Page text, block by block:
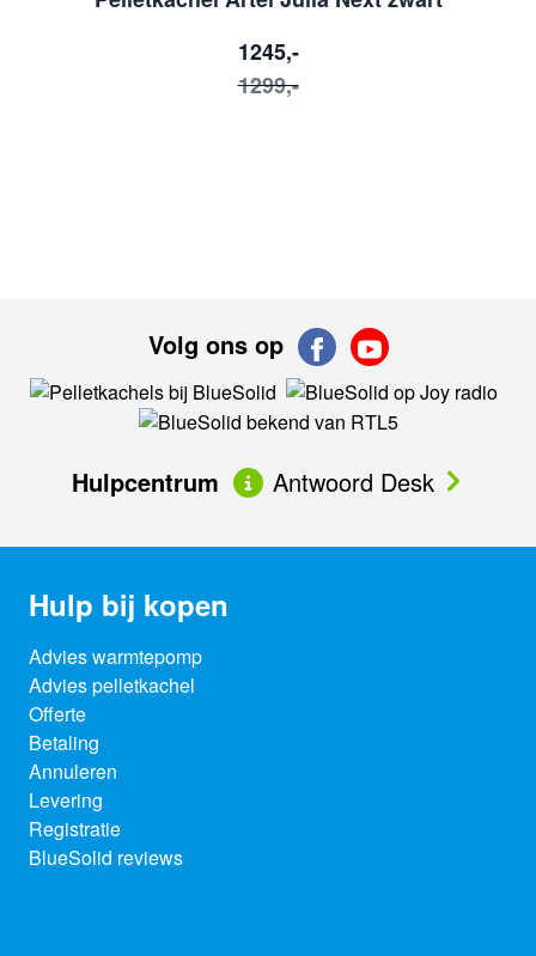
1245,-
1299,-
Volg ons op
Hulpcentrum Antwoord Desk
Hulp bij kopen
Advies warmtepomp
Advies pelletkachel
Offerte
Betaling
Annuleren
Levering
Registratie
BlueSolid reviews